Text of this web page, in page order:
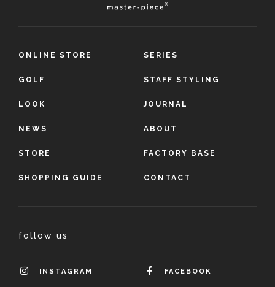
ONLINE STORE SERIES
GOLF STAFF STYLING
LOOK JOURNAL
NEWS ABOUT
STORE FACTORY BASE
SHOPPING GUIDE CONTACT
follow us
INSTAGRAM FACEBOOK